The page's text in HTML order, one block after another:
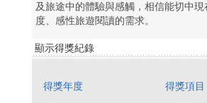
及旅途中的體驗與感觸，相信能切中
度、感性旅遊閱讀的需求。
顯示得獎紀錄
得獎年度 得獎項目